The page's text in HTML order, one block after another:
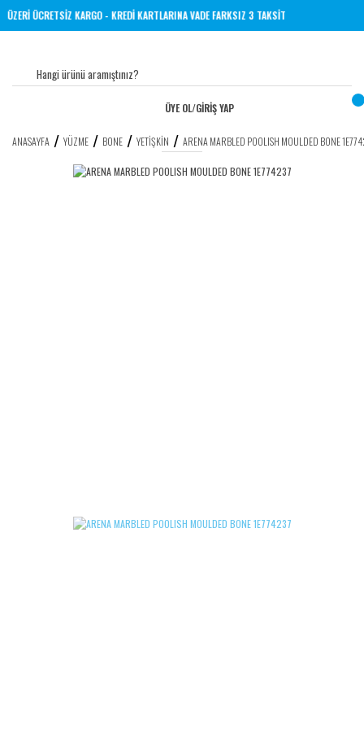
VE ÜZERİ ÜCRETSİZ KARGO - KREDİ KARTLARINA VADE FARKSIZ 3 TAKSİT
ÜYE OL/GİRİŞ YAP
ANASAYFA YÜZME BONE YETIŞKIN ARENA MARBLED POOLISH MOULDED BONE